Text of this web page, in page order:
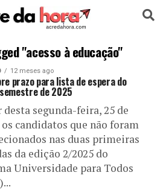
ESPORTE
MUNDO
"acesso à educação"
12 meses ago
prazo para lista de espera do
de 2025
segunda-feira, 25 de
candidatos que não foram
nas duas primeiras
da edição 2/2025 do
Universidade para Todos